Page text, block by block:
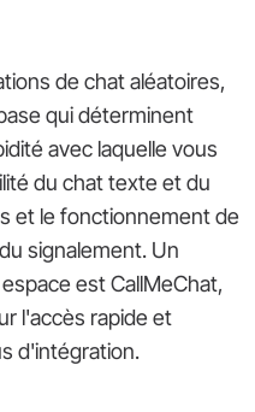
de chat aléatoires,
qui déterminent
avec laquelle vous
du chat texte et du
et le fonctionnement de
signalement. Un
est CallMeChat,
l'accès rapide et
d'intégration.